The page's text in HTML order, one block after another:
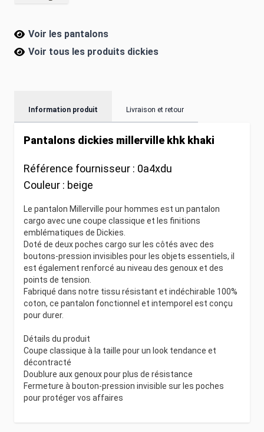
Voir les pantalons
Voir tous les produits dickies
Information produit Livraison et retour
Pantalons dickies millerville khk khaki
Référence fournisseur : 0a4xdu
Couleur : beige
Le pantalon Millerville pour hommes est un pantalon
cargo avec une coupe classique et les finitions
emblématiques de Dickies.
Doté de deux poches cargo sur les côtés avec des
boutons-pression invisibles pour les objets essentiels, il
est également renforcé au niveau des genoux et des
points de tension.
Fabriqué dans notre tissu résistant et indéchirable 100%
coton, ce pantalon fonctionnel et intemporel est conçu
pour durer.
Détails du produit
Coupe classique à la taille pour un look tendance et
décontracté
Doublure aux genoux pour plus de résistance
Fermeture à bouton-pression invisible sur les poches
pour protéger vos affaires